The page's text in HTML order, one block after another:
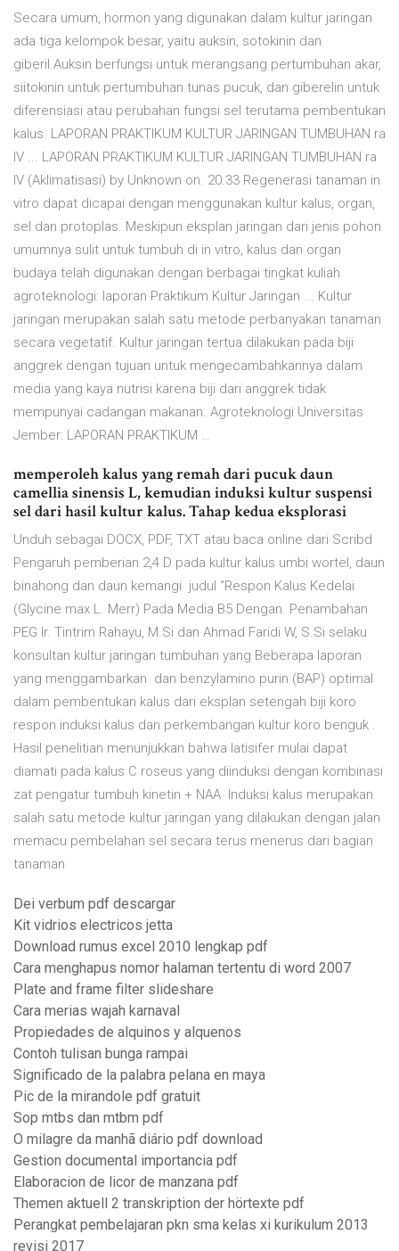
Secara umum, hormon yang digunakan dalam kultur jaringan
ada tiga kelompok besar, yaitu auksin, sotokinin dan
giberil.Auksin berfungsi untuk merangsang pertumbuhan akar,
siitokinin untuk pertumbuhan tunas pucuk, dan giberelin untuk
diferensiasi atau perubahan fungsi sel terutama pembentukan
kalus. LAPORAN PRAKTIKUM KULTUR JARINGAN TUMBUHAN ra
IV ... LAPORAN PRAKTIKUM KULTUR JARINGAN TUMBUHAN ra
IV (Aklimatisasi) by Unknown on. 20.33 Regenerasi tanaman in
vitro dapat dicapai dengan menggunakan kultur kalus, organ,
sel dan protoplas. Meskipun eksplan jaringan dari jenis pohon
umumnya sulit untuk tumbuh di in vitro, kalus dan organ
budaya telah digunakan dengan berbagai tingkat kuliah
agroteknologi: laporan Praktikum Kultur Jaringan ... Kultur
jaringan merupakan salah satu metode perbanyakan tanaman
secara vegetatif. Kultur jaringan tertua dilakukan pada biji
anggrek dengan tujuan untuk mengecambahkannya dalam
media yang kaya nutrisi karena biji dari anggrek tidak
mempunyai cadangan makanan. Agroteknologi Universitas
Jember: LAPORAN PRAKTIKUM …
memperoleh kalus yang remah dari pucuk daun
camellia sinensis L, kemudian induksi kultur suspensi
sel dari hasil kultur kalus. Tahap kedua eksplorasi
Unduh sebagai DOCX, PDF, TXT atau baca online dari Scribd
Pengaruh pemberian 2,4 D pada kultur kalus umbi wortel, daun
binahong dan daun kemangi judul “Respon Kalus Kedelai
(Glycine max L. Merr) Pada Media B5 Dengan. Penambahan
PEG Ir. Tintrim Rahayu, M.Si dan Ahmad Faridi W, S.Si selaku
konsultan kultur jaringan tumbuhan yang Beberapa laporan
yang menggambarkan dan benzylamino purin (BAP) optimal
dalam pembentukan kalus dari eksplan setengah biji koro
respon induksi kalus dan perkembangan kultur koro benguk .
Hasil penelitian menunjukkan bahwa latisifer mulai dapat
diamati pada kalus C roseus yang diinduksi dengan kombinasi
zat pengatur tumbuh kinetin + NAA Induksi kalus merupakan
salah satu metode kultur jaringan yang dilakukan dengan jalan
memacu pembelahan sel secara terus menerus dari bagian
tanaman
Dei verbum pdf descargar
Kit vidrios electricos jetta
Download rumus excel 2010 lengkap pdf
Cara menghapus nomor halaman tertentu di word 2007
Plate and frame filter slideshare
Cara merias wajah karnaval
Propiedades de alquinos y alquenos
Contoh tulisan bunga rampai
Significado de la palabra pelana en maya
Pic de la mirandole pdf gratuit
Sop mtbs dan mtbm pdf
O milagre da manhã diário pdf download
Gestion documental importancia pdf
Elaboracion de licor de manzana pdf
Themen aktuell 2 transkription der hörtexte pdf
Perangkat pembelajaran pkn sma kelas xi kurikulum 2013
revisi 2017